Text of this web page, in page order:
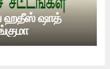
ஹதீஸ் ஷாத்